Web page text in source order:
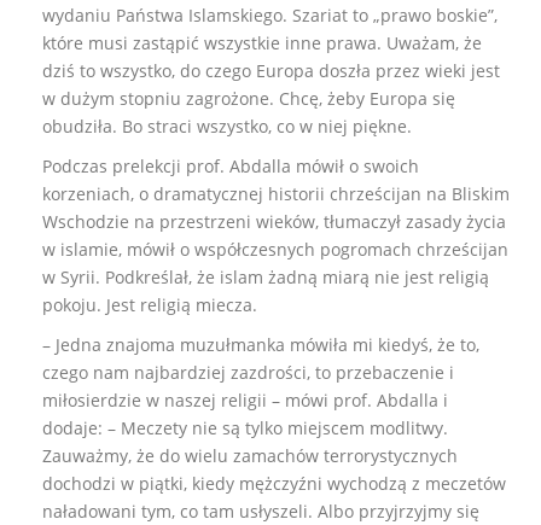
wydaniu Państwa Islamskiego. Szariat to „prawo boskie”,
które musi zastąpić wszystkie inne prawa. Uważam, że
dziś to wszystko, do czego Europa doszła przez wieki jest
w dużym stopniu zagrożone. Chcę, żeby Europa się
obudziła. Bo straci wszystko, co w niej piękne.
Podczas prelekcji prof. Abdalla mówił o swoich
korzeniach, o dramatycznej historii chrześcijan na Bliskim
Wschodzie na przestrzeni wieków, tłumaczył zasady życia
w islamie, mówił o współczesnych pogromach chrześcijan
w Syrii. Podkreślał, że islam żadną miarą nie jest religią
pokoju. Jest religią miecza.
– Jedna znajoma muzułmanka mówiła mi kiedyś, że to,
czego nam najbardziej zazdrości, to przebaczenie i
miłosierdzie w naszej religii – mówi prof. Abdalla i
dodaje: – Meczety nie są tylko miejscem modlitwy.
Zauważmy, że do wielu zamachów terrorystycznych
dochodzi w piątki, kiedy mężczyźni wychodzą z meczetów
naładowani tym, co tam usłyszeli. Albo przyjrzyjmy się